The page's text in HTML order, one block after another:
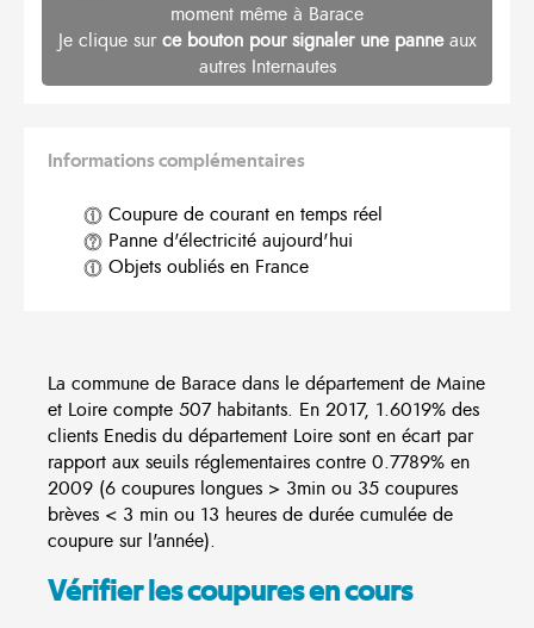
moment même à Barace
Je clique sur ce bouton pour signaler une panneaux
autres Internautes
Informations complémentaires
Coupure de courant en temps réel
Panne d'électricité aujourd'hui
Objets oubliés en France
La commune de Barace dans le département de Maine
et Loire compte 507 habitants. En 2017, 1.6019% des
clients Enedis du département Loire sont en écart par
rapport aux seuils réglementaires contre 0.7789% en
2009 (6 coupures longues > 3min ou 35 coupures
brèves < 3 min ou 13 heures de durée cumulée de
coupure sur l'année).
Vérifier les coupures en cours